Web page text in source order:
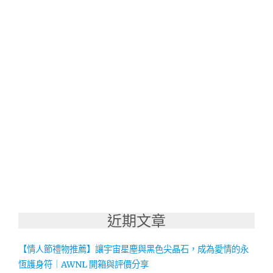
近期文章
【情人節禮物推薦】讓宇宙星塵與黑色尖晶石，成為愛情的永
恆護身符｜AWNL 開箱與評價分享